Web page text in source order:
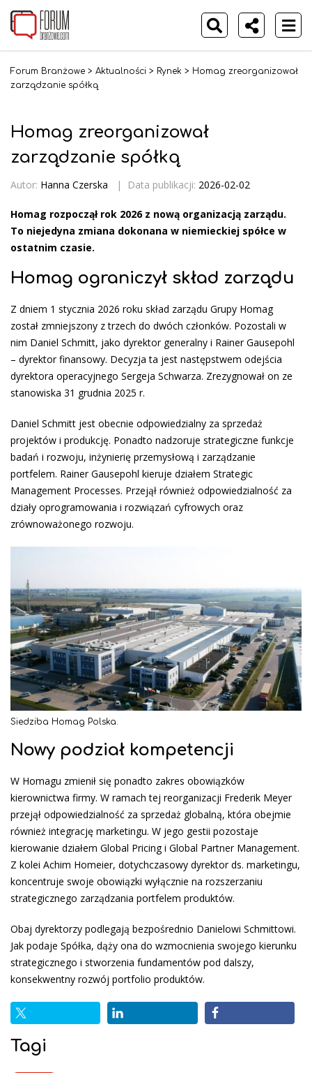
Forum Branżowe > Aktualności > Rynek > Homag zreorganizował
zarządzanie spółką
Homag zreorganizował
zarządzanie spółką
Autor: Hanna Czerska | Data publikacji: 2026-02-02
Homag rozpoczął rok 2026 z nową organizacją zarządu.
To niejedyna zmiana dokonana w niemieckiej spółce w
ostatnim czasie.
Homag ograniczył skład zarządu
Z dniem 1 stycznia 2026 roku skład zarządu Grupy Homag
został zmniejszony z trzech do dwóch członków. Pozostali w
nim Daniel Schmitt, jako dyrektor generalny i Rainer Gausepohl
– dyrektor finansowy. Decyzja ta jest następstwem odejścia
dyrektora operacyjnego Sergeja Schwarza. Zrezygnował on ze
stanowiska 31 grudnia 2025 r.
Daniel Schmitt jest obecnie odpowiedzialny za sprzedaż
projektów i produkcję. Ponadto nadzoruje strategiczne funkcje
badań i rozwoju, inżynierię przemysłową i zarządzanie
portfelem. Rainer Gausepohl kieruje działem Strategic
Management Processes. Przejął również odpowiedzialność za
działy oprogramowania i rozwiązań cyfrowych oraz
zrównoważonego rozwoju.
Siedziba Homag Polska.
Nowy podział kompetencji
W Homagu zmienił się ponadto zakres obowiązków
kierownictwa firmy. W ramach tej reorganizacji Frederik Meyer
przejął odpowiedzialność za sprzedaż globalną, która obejmie
również integrację marketingu. W jego gestii pozostaje
kierowanie działem Global Pricing i Global Partner Management.
Z kolei Achim Homeier, dotychczasowy dyrektor ds. marketingu,
koncentruje swoje obowiązki wyłącznie na rozszerzaniu
strategicznego zarządzania portfelem produktów.
Obaj dyrektorzy podlegają bezpośrednio Danielowi Schmittowi.
Jak podaje Spółka, dąży ona do wzmocnienia swojego kierunku
strategicznego i stworzenia fundamentów pod dalszy,
konsekwentny rozwój portfolio produktów.
Tagi